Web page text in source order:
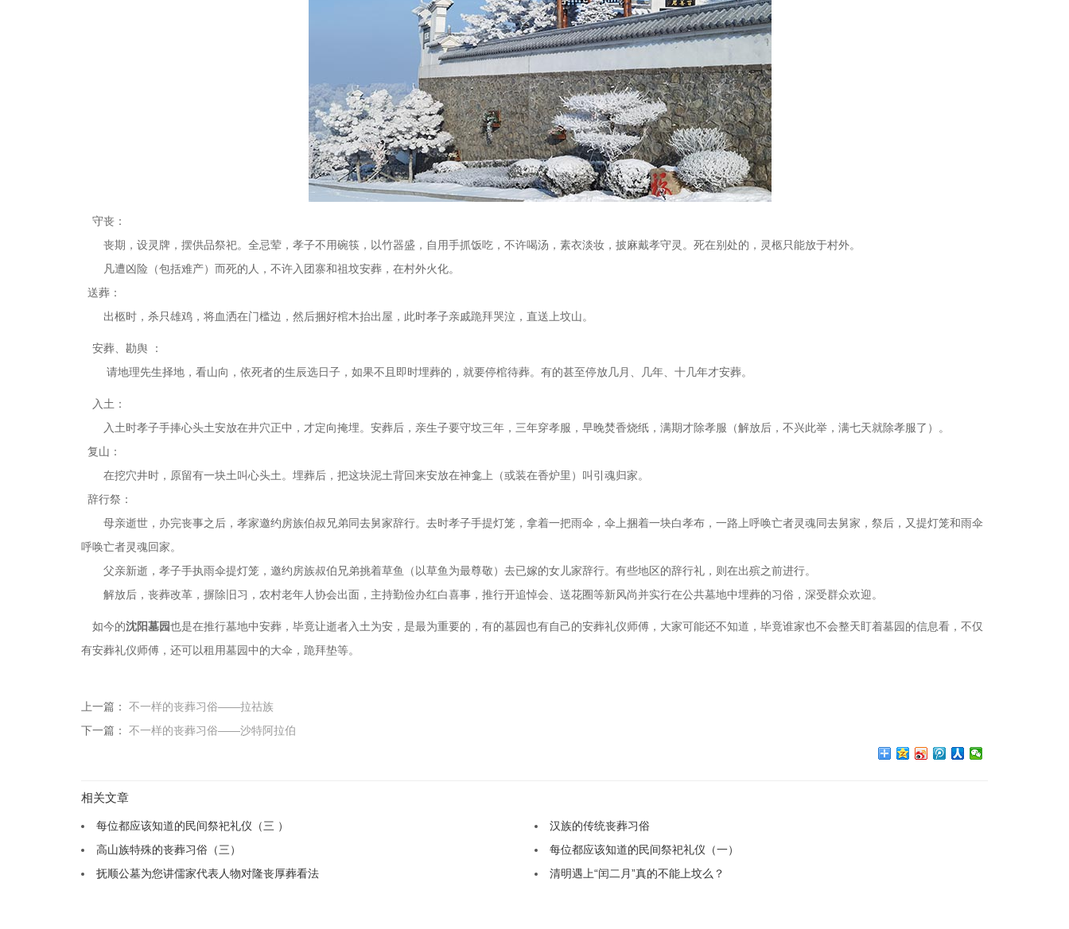
守丧：
丧期，设灵牌，摆供品祭祀。全忌荤，孝子不用碗筷，以竹器盛，自用手抓饭吃，不许喝汤，素衣淡妆，披麻戴孝守灵。死在别处的，灵柩只能放于村外。
凡遭凶险（包括难产）而死的人，不许入团寨和祖坟安葬，在村外火化。
送葬：
出柩时，杀只雄鸡，将血洒在门槛边，然后捆好棺木抬出屋，此时孝子亲戚跪拜哭泣，直送上坟山。
安葬、勘舆
：
请地理先生择地，看山向，依死者的生辰选日子，如果不且即时埋葬的，就要停棺待葬。有的甚至停放几月、几年、十几年才安葬。
入土：
入土时孝子手捧心头土安放在井穴正中，才定向掩埋。安葬后，亲生子要守坟三年，三年穿孝服，早晚焚香烧纸，满期才除孝服（解放后，不兴此举，满七天就除孝服了）。
复山：
在挖穴井时，原留有一块土叫心头土。埋葬后，把这块泥土背回来安放在神龛上（或装在香炉里）叫引魂归家。
辞行祭：
母亲逝世，办完丧事之后，孝家邀约房族伯叔兄弟同去舅家辞行。去时孝子手提灯笼，拿着一把雨伞，伞上捆着一块白孝布，一路上呼唤亡者灵魂同去舅家，祭后，又提灯笼和雨伞
呼唤亡者灵魂回家。
父亲新逝，孝子手执雨伞提灯笼，邀约房族叔伯兄弟挑着草鱼（以草鱼为最尊敬）去已嫁的女儿家辞行。有些地区的辞行礼，则在出殡之前进行。
解放后，丧葬改革，摒除旧习，农村老年人协会出面，主持勤俭办红白喜事，推行开追悼会、送花圈等新风尚并实行在公共墓地中埋葬的习俗，深受群众欢迎。
如今的沈阳墓园也是在推行墓地中安葬，毕竟让逝者入土为安，是最为重要的，有的墓园也有自己的安葬礼仪师傅，大家可能还不知道，毕竟谁家也不会整天盯着墓园的信息看，不仅
有安葬礼仪师傅，还可以租用墓园中的大伞，跪拜垫等。
上一篇： 不一样的丧葬习俗——拉祜族
下一篇： 不一样的丧葬习俗——沙特阿拉伯
相关文章
每位都应该知道的民间祭祀礼仪（三 ）
汉族的传统丧葬习俗
高山族特殊的丧葬习俗（三）
每位都应该知道的民间祭祀礼仪（一）
抚顺公墓为您讲儒家代表人物对隆丧厚葬看法
清明遇上“闰二月”真的不能上坟么？